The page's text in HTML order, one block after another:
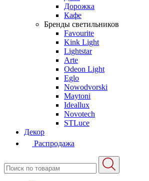
Дорожка
Кафе
Бренды светильников
Favourite
Kink Light
Lightstar
Arte
Odeon Light
Eglo
Nowodvorski
Maytoni
Ideallux
Novotech
STLuce
Декор
Распродажа